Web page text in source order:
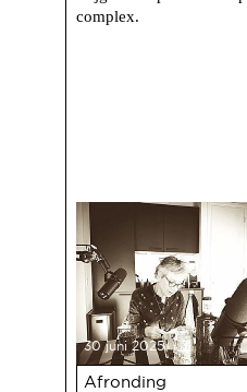
complex.
30 juni 2025
Afronding